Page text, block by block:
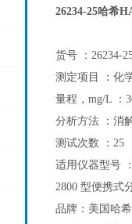
26234-25哈希
货号 ：26234-
测定项目 ：化
量程，mg/L ：
分析方法 ：消
测试次数 ：25
适用仪器型号
2800 型便携式
品牌：美国哈